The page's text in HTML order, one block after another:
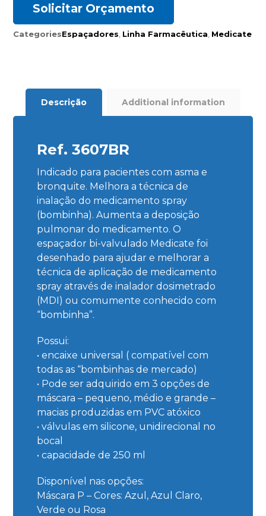
Solicitar Orçamento
CategoriesEspaçadores Linha Farmacêutica Medicate
Descrição Additional information
Ref. 3607BR
Indicado para pacientes com asma e
bronquite. Melhora a técnica de
inalação do medicamento spray
(bombinha). Aumenta a deposição
pulmonar do medicamento. O
espaçador bi-valvulado Medicate foi
desenhado para ajudar e melhorar a
técnica de aplicação de medicamento
spray através de inalador dosimetrado
(MDI) ou comumente conhecido com
“bombinha”.
Possui:
• encaixe universal ( compatível com
todas as “bombinhas de mercado)
• Pode ser adquirido em 3 opções de
máscara – pequeno, médio e grande –
macias produzidas em PVC atóxico
• válvulas em silicone, unidirecional no
bocal
• capacidade de 250 ml
Disponível nas opções:
Máscara P – Cores: Azul, Azul Claro,
Verde ou Rosa